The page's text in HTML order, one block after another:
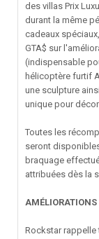
des villas Prix
durant la même
cadeaux
GTA$ sur
(indispensable
hélicoptère furtif
une sculpture
unique pour
Toutes les
seront
braquage
attribuées dès la
Rockstar rappelle